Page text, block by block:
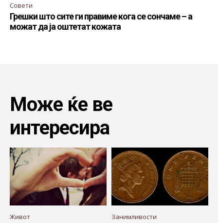
Совети
Грешки што сите ги правиме кога се сончаме – а
можат да ја оштетат кожата
Може ќе ве
интересира
Живот Занимливости